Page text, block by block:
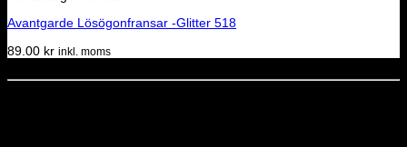
Avantgarde Lösögonfransar -Glitter 518
89.00 kr inkl. moms